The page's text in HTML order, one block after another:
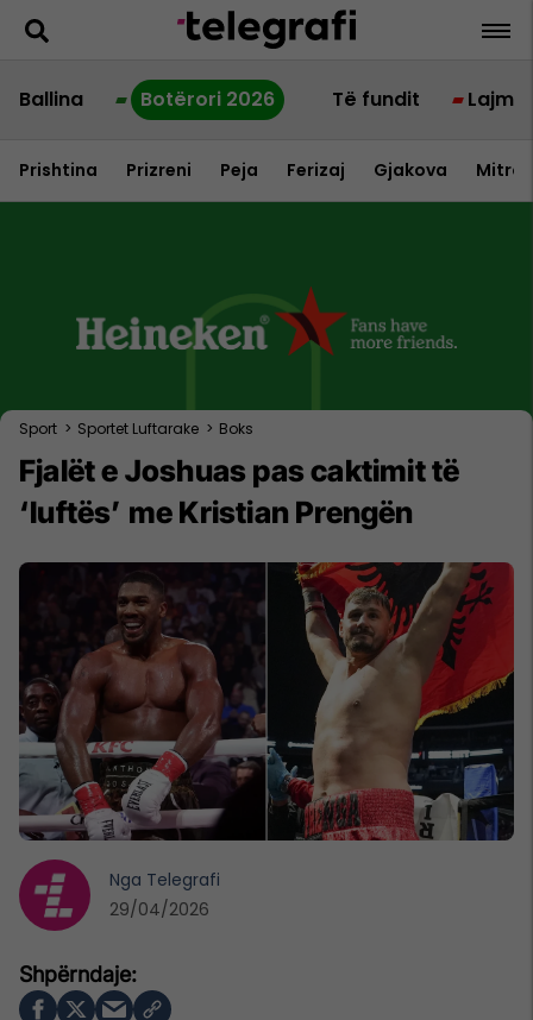
Ballina Botërori 2026 Të fundit Lajme
Prishtina Prizreni Peja Ferizaj Gjakova
Sport > Sportet Luftarake > Boks
Fjalët e Joshuas pas caktimit të
‘luftës’ me Kristian Prengën
Nga Telegrafi
29/04/2026